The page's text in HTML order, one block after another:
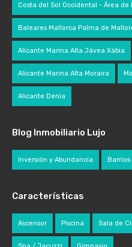
Costa del Sol Occidental - Área de
Baleares Mallorca Palma de
Alicante Marina Alta Jávea Xàbia
Alicante Marina Alta Moraira
Alicante Denia
Blog Inmobiliario Lujo
Inversión y Abundancia
Características
Ascensor Piscina Sala de